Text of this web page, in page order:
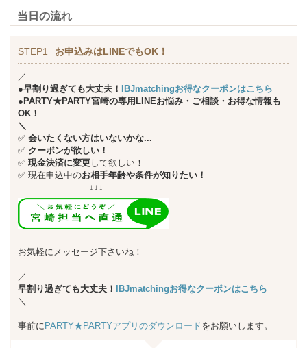
当日の流れ
STEP1 お申込みはLINEでもOK！
／
●早割り過ぎても大丈夫！ IBJmatchingお得なクーポンはこちら
●PARTY★PARTY宮崎の専用LINEお悩み・ご相談・お得な情報も
OK！
＼
✅ 会いたくない方はいないかな...
✅ クーポンが欲しい！
✅ 現金決済に変更して欲しい！
✅ 現在申込中のお相手年齢や条件が知りたい！
↓↓↓
お気軽にメッセージ下さいね！
／
早割り過ぎても大丈夫！ IBJmatchingお得なクーポンはこちら
＼
事前に PARTY★PARTYアプリのダウンロードをお願いします。